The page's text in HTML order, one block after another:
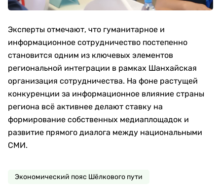
Эксперты отмечают, что гуманитарное и
информационное сотрудничество постепенно
становится одним из ключевых элементов
региональной интеграции в рамках Шанхайская
организация сотрудничества. На фоне растущей
конкуренции за информационное влияние страны
региона всё активнее делают ставку на
формирование собственных медиаплощадок и
развитие прямого диалога между национальными
СМИ.
Экономический пояс Шёлкового пути